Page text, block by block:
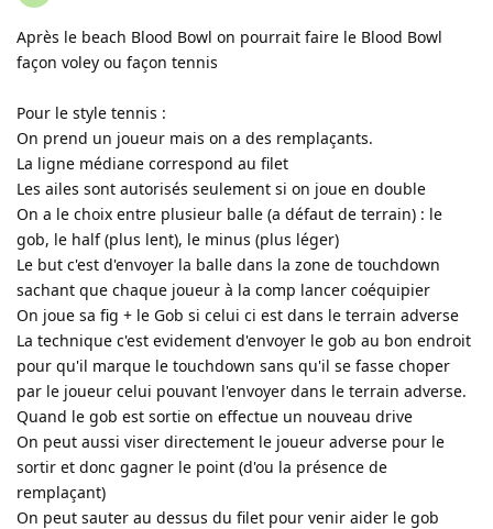
Après le beach Blood Bowl on pourrait faire le Blood Bowl
façon voley ou façon tennis
Pour le style tennis :
On prend un joueur mais on a des remplaçants.
La ligne médiane correspond au filet
Les ailes sont autorisés seulement si on joue en double
On a le choix entre plusieur balle (a défaut de terrain) : le
gob, le half (plus lent), le minus (plus léger)
Le but c'est d'envoyer la balle dans la zone de touchdown
sachant que chaque joueur à la comp lancer coéquipier
On joue sa fig + le Gob si celui ci est dans le terrain adverse
La technique c'est evidement d'envoyer le gob au bon endroit
pour qu'il marque le touchdown sans qu'il se fasse choper
par le joueur celui pouvant l'envoyer dans le terrain adverse.
Quand le gob est sortie on effectue un nouveau drive
On peut aussi viser directement le joueur adverse pour le
sortir et donc gagner le point (d'ou la présence de
remplaçant)
On peut sauter au dessus du filet pour venir aider le gob